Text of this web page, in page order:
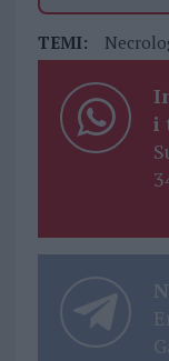
TEMI:
i